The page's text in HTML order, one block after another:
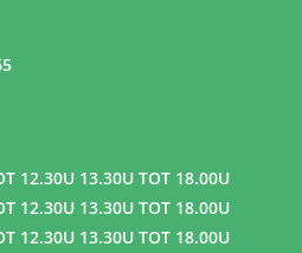
12.30U 13.30U TOT 18.00U
12.30U 13.30U TOT 18.00U
12.30U 13.30U TOT 18.00U